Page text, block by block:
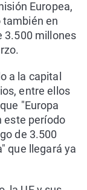
Europea,
también en
3.500 millones
a la capital
entre ellos
"Europa
este período
de 3.500
que llegará ya